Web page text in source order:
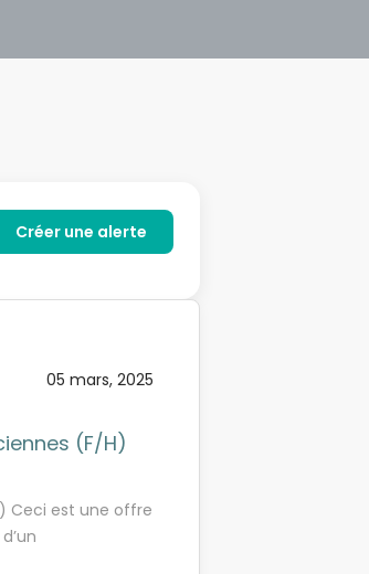
05 mars, 2025
(F/H)
Ceci est une offre
nous ?